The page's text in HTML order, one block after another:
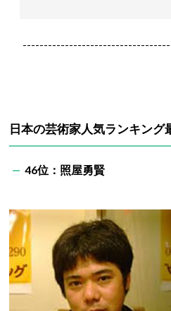
日本の芸術家人気ランキン
46位：照屋勇賢